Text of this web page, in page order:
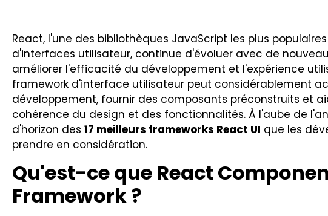
React, l'une des bibliothèques JavaScript les plus
d'interfaces utilisateur, continue d'évoluer avec de
améliorer l'efficacité du développement et l'expérience
framework d'interface utilisateur peut considérablement
développement, fournir des composants préconstruits et
cohérence du design et des fonctionnalités. À l'aube de
d'horizon des 17 meilleurs frameworks React UI que les
prendre en considération.
Qu'est-ce que React
Framework ?